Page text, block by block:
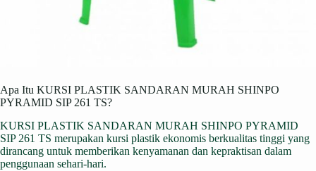
Apa Itu KURSI PLASTIK SANDARAN MURAH SHINPO
PYRAMID SIP 261 TS?
KURSI PLASTIK SANDARAN MURAH SHINPO PYRAMID
SIP 261 TS merupakan kursi plastik ekonomis berkualitas tinggi yang
dirancang untuk memberikan kenyamanan dan kepraktisan dalam
penggunaan sehari-hari.